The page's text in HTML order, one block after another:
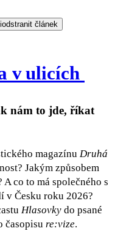
odstranit článek
v ulicích
nám to jde, říkat
magazínu Druhá
Jakým způsobem
co to má společného s
Česku roku 2026?
Hlasovky do psané
časopisu re:vize.